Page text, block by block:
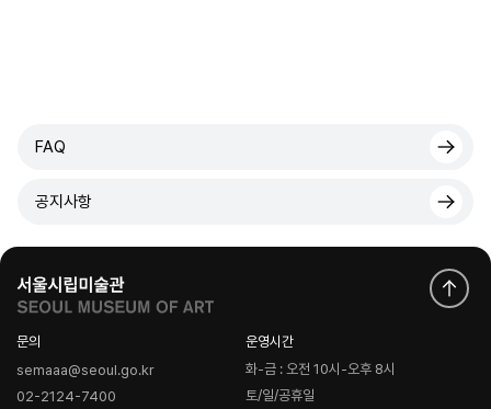
FAQ
공지사항
문의
semaaa@seoul.go.kr
02-2124-7400
운영시간
화-금 : 오전 10시-오후 8시
토/일/공휴일